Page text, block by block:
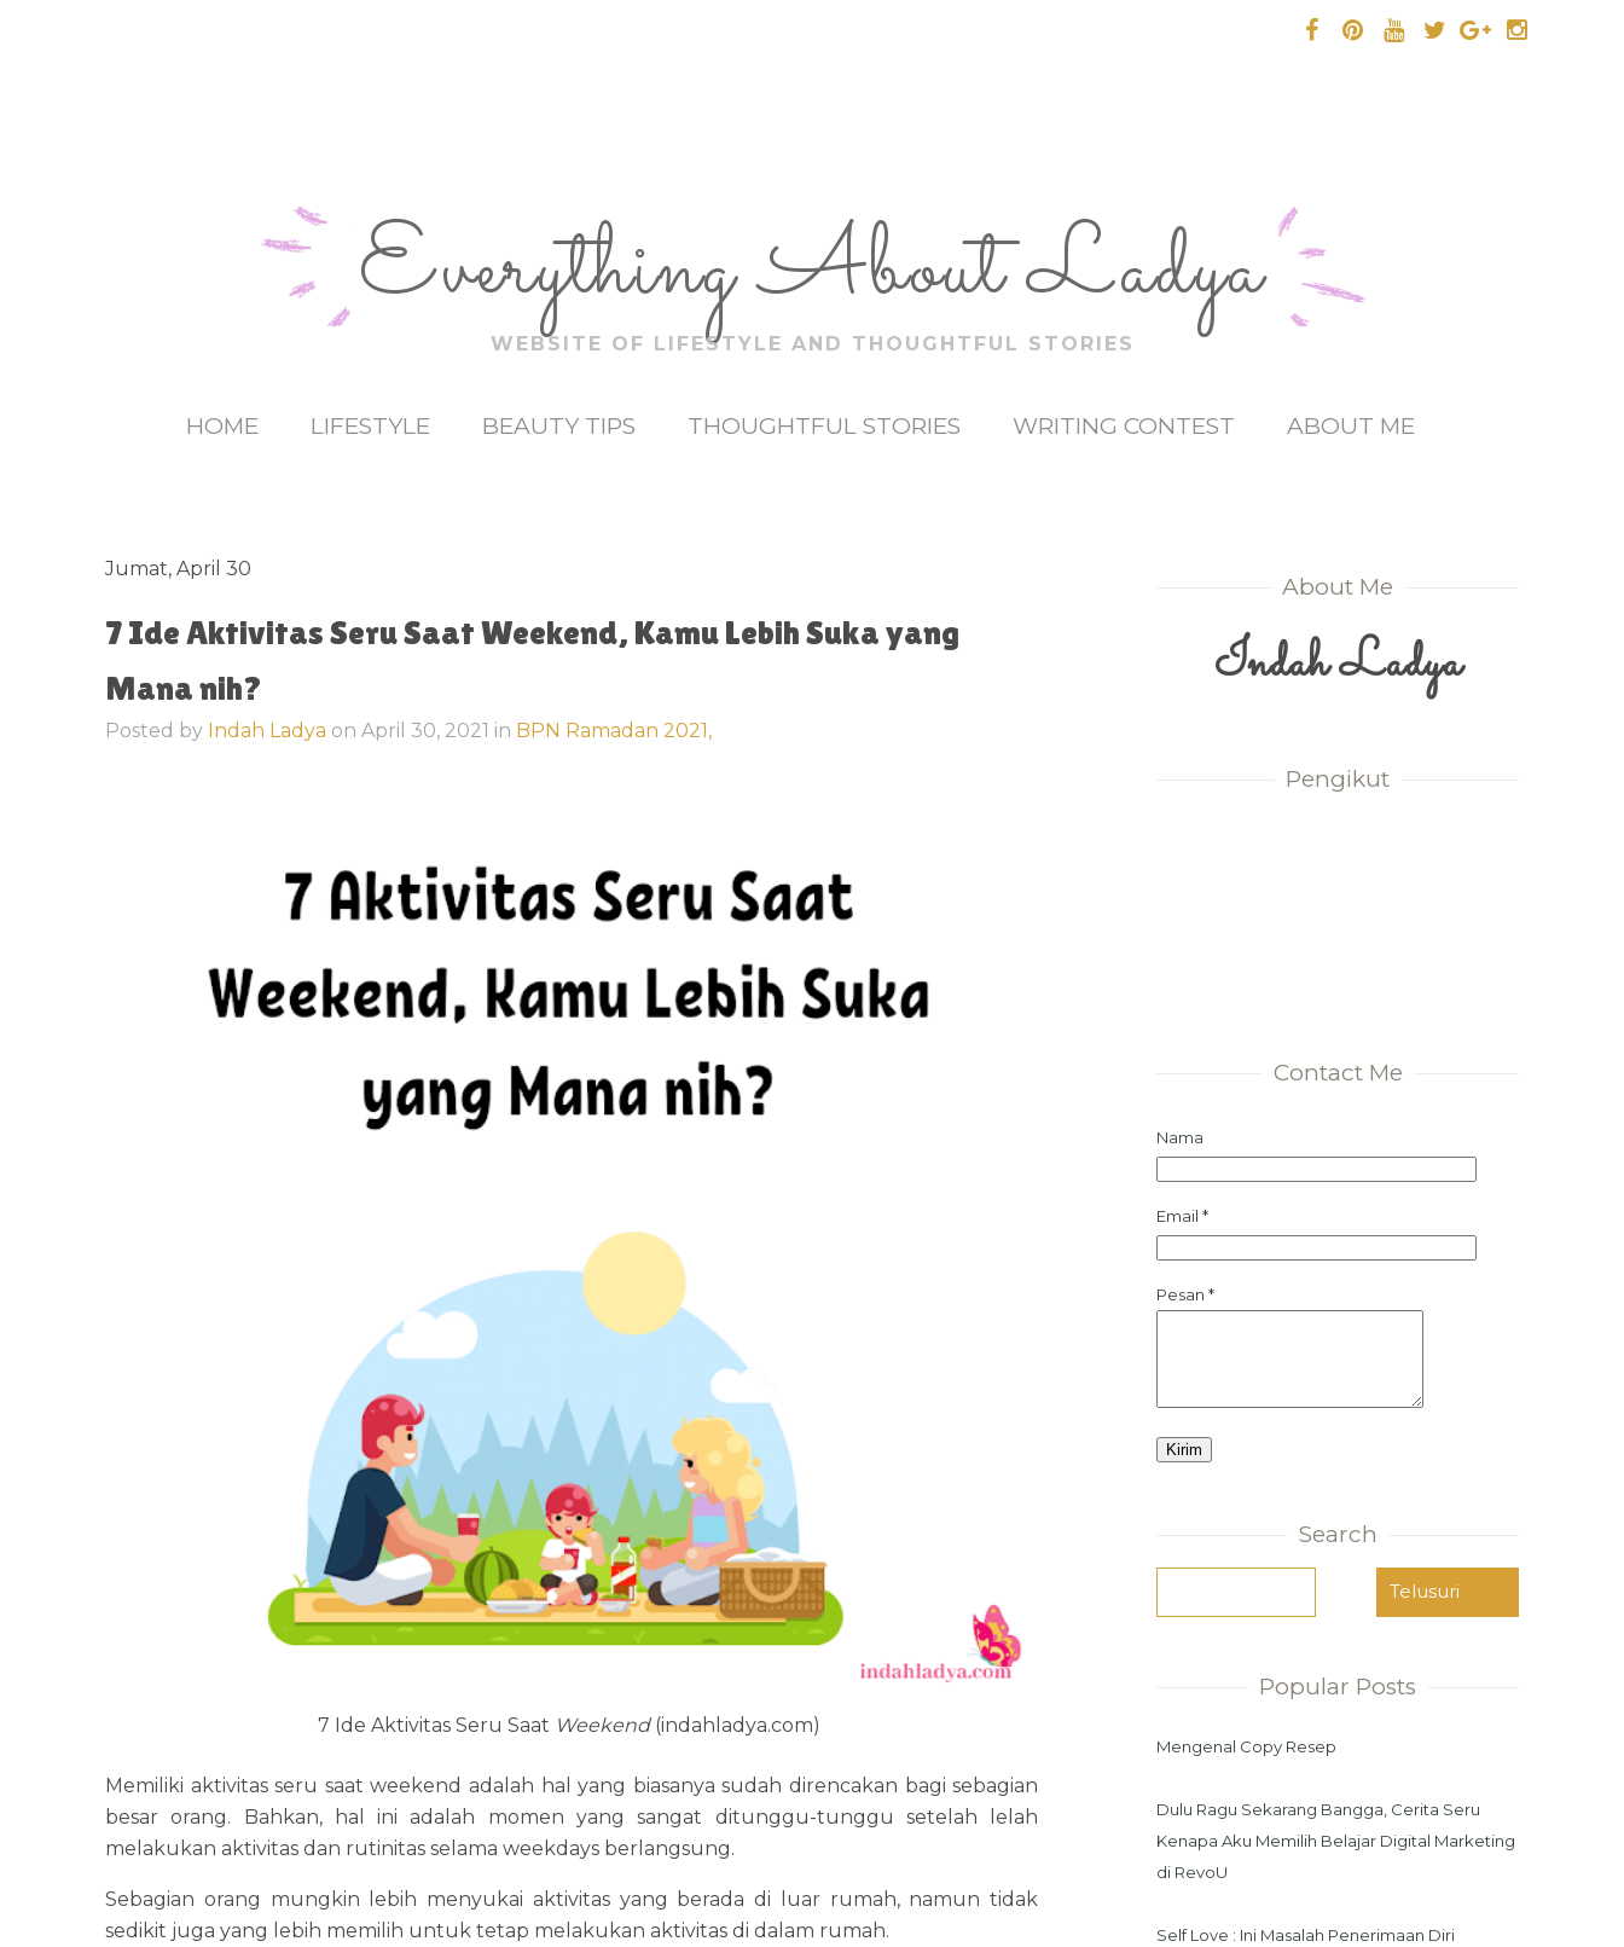
Everything About Ladya
WEBSITE OF LIFESTYLE AND THOUGHTFUL STORIES
HOME LIFESTYLE BEAUTY TIPS THOUGHTFUL STORIES WRITING CONTEST ABOUT ME
Jumat, April 30
7 Ide Aktivitas Seru Saat Weekend, Kamu Lebih Suka yang
Mana nih?
Posted by Indah Ladya on April 30, 2021 in BPN Ramadan 2021,
7 Ide Aktivitas Seru Saat Weekend(indahladya.com)
Memiliki aktivitas seru saat weekend adalah hal yang biasanya sudah direncakan bagi sebagian
besar orang. Bahkan, hal ini adalah momen yang sangat ditunggu-tunggu setelah lelah
melakukan aktivitas dan rutinitas selama weekdays berlangsung.
Sebagian orang mungkin lebih menyukai aktivitas yang berada di luar rumah, namun tidak
sedikit juga yang lebih memilih untuk tetap melakukan aktivitas di dalam rumah.
About Me
Indah Ladya
Pengikut
Contact Me
Nama
Email *
Pesan *
Search
Popular Posts
Mengenal Copy Resep
Dulu Ragu Sekarang Bangga, Cerita Seru
Kenapa Aku Memilih Belajar Digital Marketing
di RevoU
Self Love : Ini Masalah Penerimaan Diri